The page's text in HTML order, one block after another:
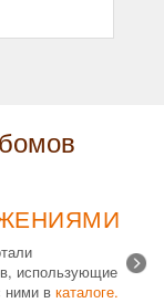
использующие
ними в каталоге.